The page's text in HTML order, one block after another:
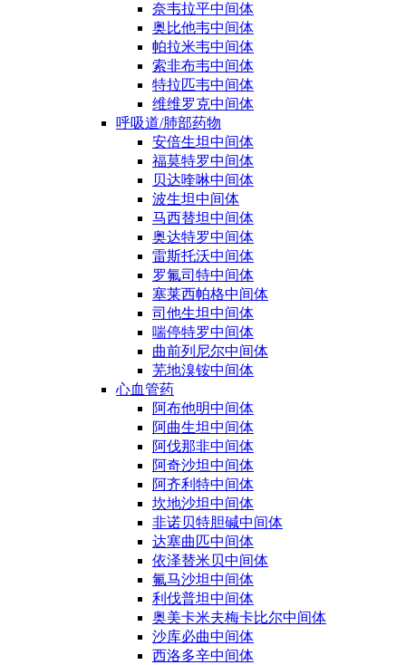
奈韦拉平中间体
奥比他韦中间体
帕拉米韦中间体
索非布韦中间体
特拉匹韦中间体
维维罗克中间体
呼吸道/肺部药物
安倍生坦中间体
福莫特罗中间体
贝达喹啉中间体
波生坦中间体
马西替坦中间体
奥达特罗中间体
雷斯托沃中间体
罗氟司特中间体
塞莱西帕格中间体
司他生坦中间体
喘停特罗中间体
曲前列尼尔中间体
芜地溴铵中间体
心血管药
阿布他明中间体
阿曲生坦中间体
阿伐那非中间体
阿奇沙坦中间体
阿齐利特中间体
坎地沙坦中间体
非诺贝特胆碱中间体
达塞曲匹中间体
依泽替米贝中间体
氟马沙坦中间体
利伐普坦中间体
奥美卡米夫梅卡比尔中间体
沙库必曲中间体
西洛多辛中间体